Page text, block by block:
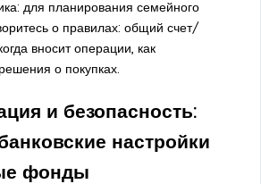
для планирования семейного
о правилах: общий счет/
вносит операции, как
о покупках.
и безопасность:
настройки
фонды